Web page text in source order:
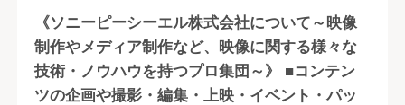
《ソニーピーシーエル株式会社について～映像
制作やメディア制作など、映像に関する様々な
技術・ノウハウを持つプロ集団～》 ■コンテン
ツの企画や撮影・編集・上映・イベント・パッ